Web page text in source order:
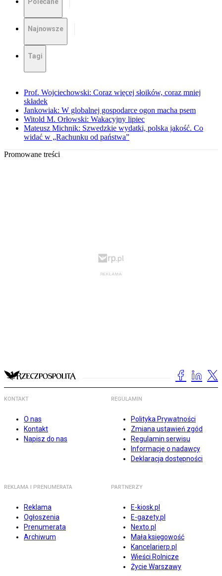
Najnowsze
Tagi
Prof. Wojciechowski: Coraz więcej słoików, coraz mniej
składek
Jankowiak: W globalnej gospodarce ogon macha psem
Witold M. Orłowski: Wakacyjny lipiec
Mateusz Michnik: Szwedzkie wydatki, polska jakość. Co
widać w „Rachunku od państwa”
Promowane treści
KONTAKT
O nas
Kontakt
Napisz do nas
REGULAMIN
Polityka Prywatności
Zmiana ustawień zgód
Regulamin serwisu
Informacje o nadawcy
Deklaracja dostępności
REKLAMA I PRENUMERATA
Reklama
Ogłoszenia
Prenumerata
Archiwum
PARTNERZY
E-kiosk.pl
E-gazety.pl
Nexto.pl
Mała księgowość
Kancelarierp.pl
Wieści Rolnicze
Życie Warszawy